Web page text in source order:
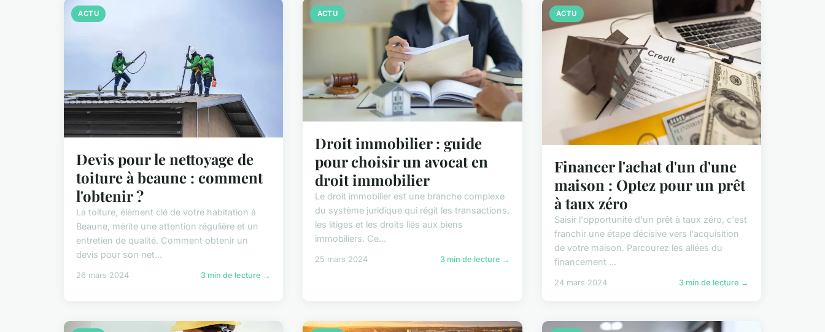
ACTU
Devis pour le nettoyage de
toiture à beaune : comment
l'obtenir ?
La toiture, élément clé de votre habitation à
Beaune, mérite une attention régulière et un
entretien de qualité. Comment obtenir un
devis pour son net...
26 mars 2024 3 min de lecture →
ACTU
Droit immobilier : guide
pour choisir un avocat en
droit immobilier
Le droit immobilier est une branche complexe
du système juridique qui régit les transactions,
les litiges et les droits liés aux biens
immobiliers. Ce...
25 mars 2024 3 min de lecture →
ACTU
Financer l'achat d'un d'une
maison : Optez pour un prêt
à taux zéro
Saisir l'opportunité d'un prêt à taux zéro, c'est
franchir une étape décisive vers l'acquisition
de votre maison. Parcourez les allées du
financement ...
24 mars 2024 3 min de lecture →